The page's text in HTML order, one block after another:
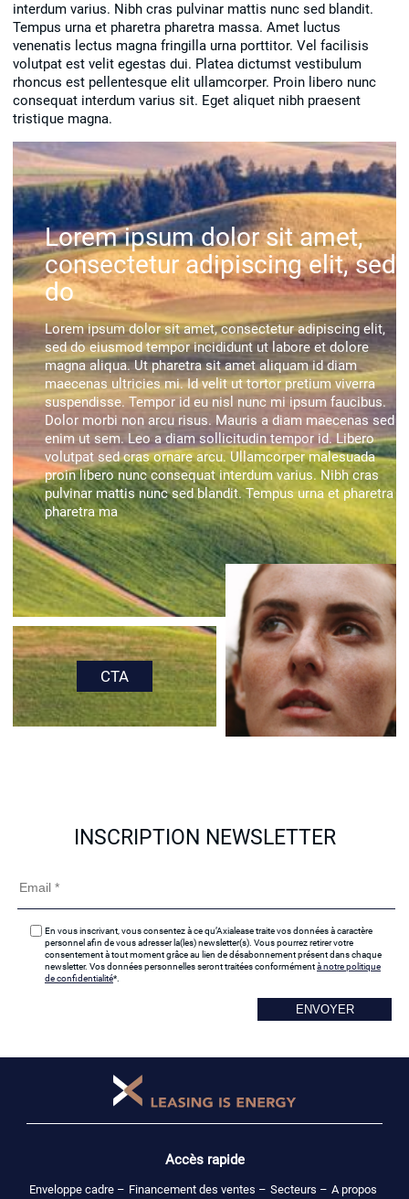
interdum varius. Nibh cras pulvinar mattis nunc sed blandit.
Tempus urna et pharetra pharetra massa. Amet luctus
venenatis lectus magna fringilla urna porttitor. Vel facilisis
volutpat est velit egestas dui. Platea dictumst vestibulum
rhoncus est pellentesque elit ullamcorper. Proin libero nunc
consequat interdum varius sit. Eget aliquet nibh praesent
tristique magna.
Lorem ipsum dolor sit amet,
consectetur adipiscing elit, sed
do
Lorem ipsum dolor sit amet, consectetur adipiscing elit,
sed do eiusmod tempor incididunt ut labore et dolore
magna aliqua. Ut pharetra sit amet aliquam id diam
maecenas ultricies mi. Id velit ut tortor pretium viverra
suspendisse. Tempor id eu nisl nunc mi ipsum faucibus.
Dolor morbi non arcu risus. Mauris a diam maecenas sed
enim ut sem. Leo a diam sollicitudin tempor id. Libero
volutpat sed cras ornare arcu. Ullamcorper malesuada
proin libero nunc consequat interdum varius. Nibh cras
pulvinar mattis nunc sed blandit. Tempus urna et pharetra
pharetra ma
CTA
INSCRIPTION NEWSLETTER
En vous inscrivant, vous consentez à ce qu’Axialease traite vos données à caractère
personnel afin de vous adresser la(les) newsletter(s). Vous pourrez retirer votre
consentement à tout moment grâce au lien de désabonnement présent dans chaque
newsletter. Vos données personnelles seront traitées conformémentà notre politique
de confidentialité*.
Accès rapide
Enveloppe cadre – Financement des ventes – Secteurs – A propos